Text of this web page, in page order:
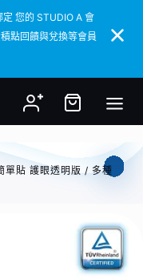
您的 STUDIO A 會
點回饋與兌換等會員
您的 STUDIO A 會
點回饋與兌換等會員
單貼 護眼透明版 / 多種